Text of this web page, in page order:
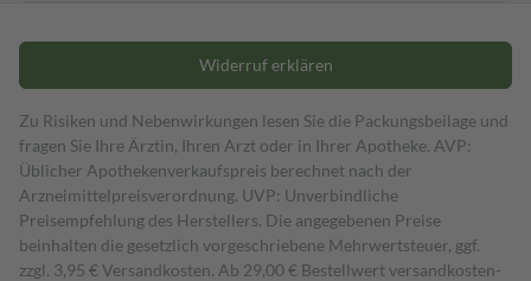
Widerruf erklären
Zu Risiken und Nebenwirkungen lesen Sie die Packungsbeilage und
fragen Sie Ihre Ärztin, Ihren Arzt oder in Ihrer Apotheke. AVP:
Üblicher Apothekenverkaufspreis berechnet nach der
Arzneimittelpreisverordnung. UVP: Unverbindliche
Preisempfehlung des Herstellers. Die angegebenen Preise
beinhalten die gesetzlich vorgeschriebene Mehrwertsteuer, ggf.
zzgl. 3,95 € Versandkosten. Ab 29,00 € Bestell­wert versand­kosten­